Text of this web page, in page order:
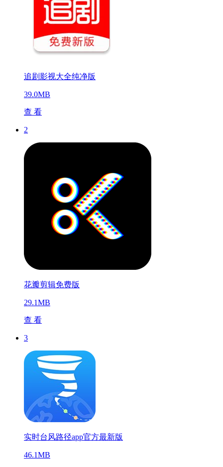
追剧影视大全纯净版
39.0MB
查 看
2
花瓣剪辑免费版
29.1MB
查 看
3
实时台风路径app官方最新版
46.1MB